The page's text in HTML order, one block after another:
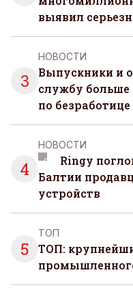
выявил
3
НОВОСТИ
Выпускники и
службу больше
по безработице
4
НОВОСТИ
Ringy
Балтии
устройств
5
ТОП
ТОП: